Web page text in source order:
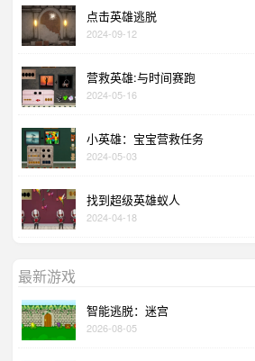
点击英雄逃脱
2024-09-12
营救英雄:与时间赛跑
2024-05-16
小英雄：宝宝营救任务
2024-05-03
找到超级英雄蚁人
2024-04-18
最新游戏
智能逃脱：迷宫
2026-08-05